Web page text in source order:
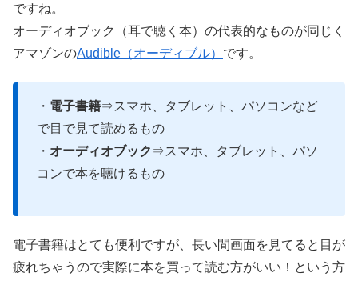
ですね。
オーディオブック（耳で聴く本）の代表的なものが同じく
アマゾンのAudible（オーディブル） です。
・ 電子書籍⇒スマホ、タブレット、パソコンなど
で目で見て読めるもの
・ オーディオブック ⇒スマホ、タブレット、パソ
コンで本を聴けるもの
電子書籍はとても便利ですが、長い間画面を見てると目が
疲れちゃうので実際に本を買って読む方がいい！という方